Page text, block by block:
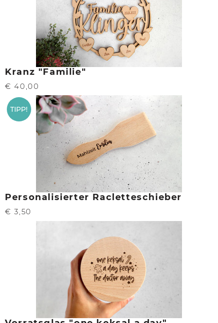
Kranz "Familie"
€ 40,00
TIPP!
Personalisierter Racletteschieber
€ 3,50